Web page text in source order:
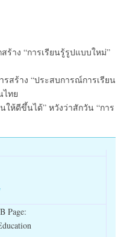
ร้าง “การเรียนรู้รูปแบบใหม่”
สร้าง “ประสบการณ์การเรียน
ไทย
ให้ดีขึ้นได้” หวังว่าสักวัน “การ
Page: